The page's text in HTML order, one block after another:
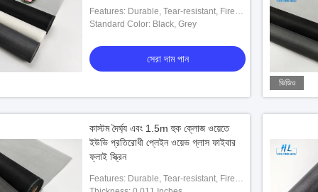
দাম পান
Features: Durable, Tear-resistant, Fire-
resistant, UV-resistant, Easy To Install
Standard Color: Black, Grey
সেরা দাম পান
ভিডিও
কাস্টম দৈর্ঘ্য এবং 1.5m হুক ক্লোজ ওয়েতে
ইউভি প্রতিরোধী প্লেইন ওয়েভ গ্লাস ফাইবার
ফ্লাই স্ক্রিন
Features: Durable, Tear-resistant, Fire-